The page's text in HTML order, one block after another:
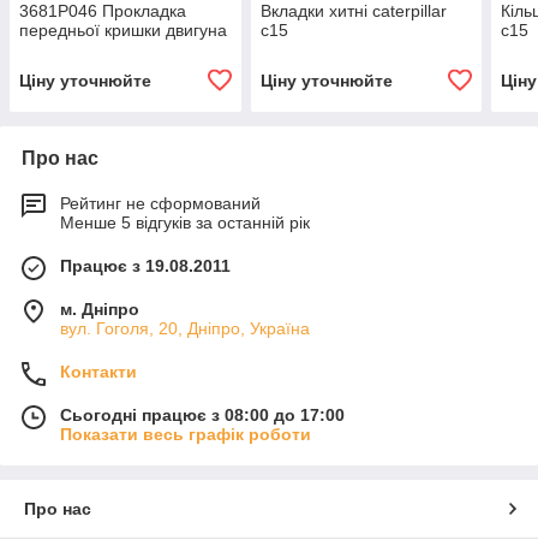
3681P046 Прокладка
передньої кришки двигуна
Ціну уточнюйте
Вкладки хитні caterpillar
c15
Ціну уточнюйте
c15
Про нас
Рейтинг не сформований
Менше 5 відгуків за останній рік
Працює з 19.08.2011
м. Дніпро
вул. Гоголя, 20, Дніпро, Україна
Контакти
Сьогодні працює з 08:00 до 17:00
Показати весь графік роботи
Про нас